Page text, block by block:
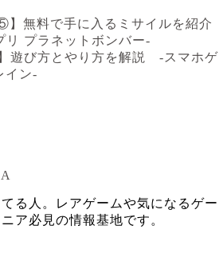
】無料で手に入るミサイルを紹介
プラネットボンバー-
遊び方とやり方を解説 -スマホゲ
イン-
る人。レアゲームや気になるゲー
ア必見の情報基地です。